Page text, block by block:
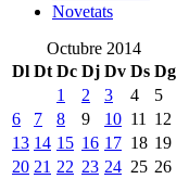
Novetats
Octubre 2014
Dl Dt Dc Dj Dv Ds Dg
1
2 3 4
5
6
7 8 9 10 11
12
13 14 15 16 17 18 19
20 21 22 23 24 25 26